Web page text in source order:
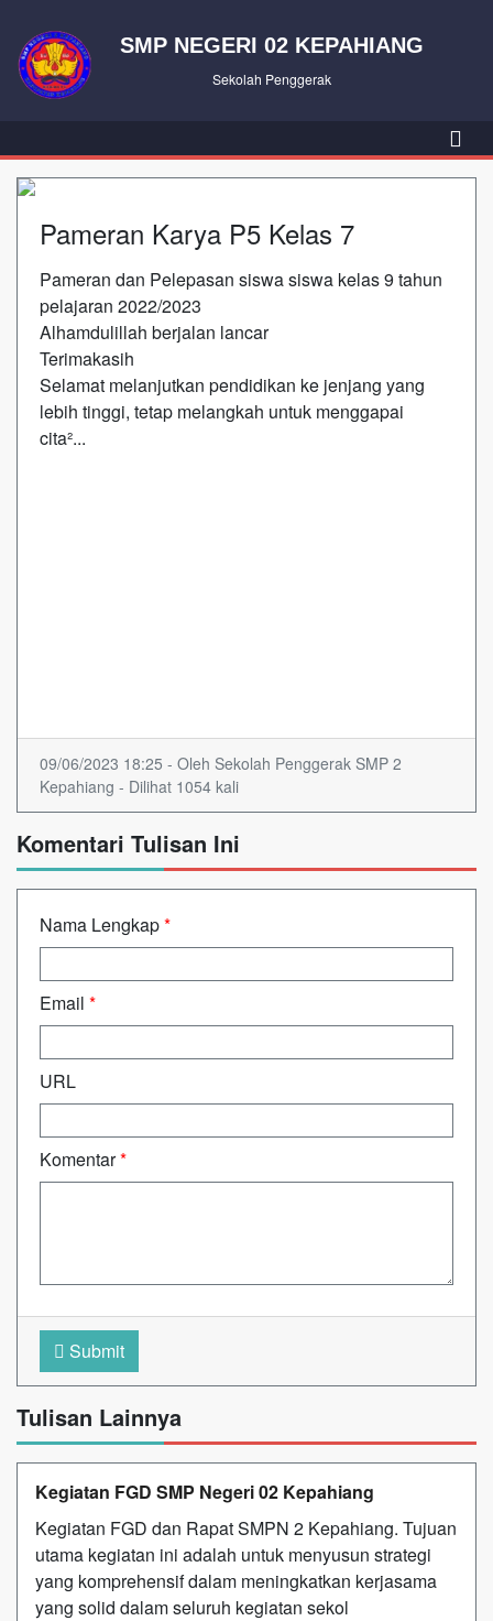
SMP NEGERI 02 KEPAHIANG
Sekolah Penggerak
Pameran Karya P5 Kelas 7
Pameran dan Pelepasan siswa siswa kelas 9 tahun
pelajaran 2022/2023
Alhamdulillah berjalan lancar
Terimakasih
Selamat melanjutkan pendidikan ke jenjang yang
lebih tinggi, tetap melangkah untuk menggapai
cita²...
09/06/2023 18:25 - Oleh Sekolah Penggerak SMP 2
Kepahiang - Dilihat 1054 kali
Komentari Tulisan Ini
Nama Lengkap*
Email *
URL
Komentar*
Submit
Tulisan Lainnya
Kegiatan FGD SMP Negeri 02 Kepahiang
Kegiatan FGD dan Rapat SMPN 2 Kepahiang. Tujuan
utama kegiatan ini adalah untuk menyusun strategi
yang komprehensif dalam meningkatkan kerjasama
yang solid dalam seluruh kegiatan sekol